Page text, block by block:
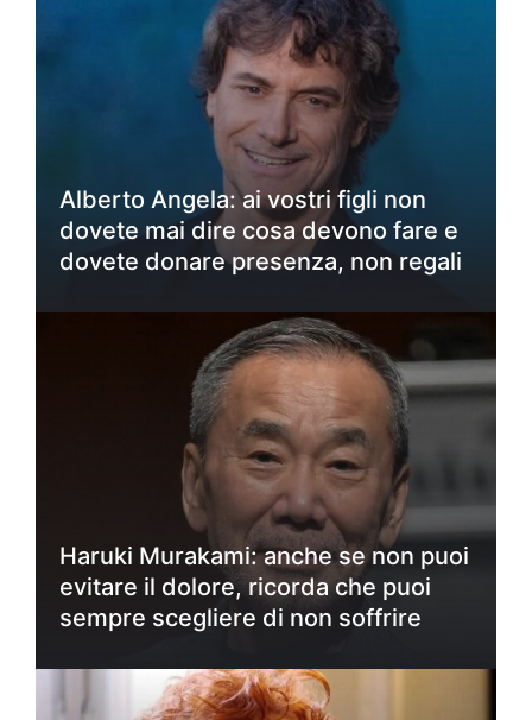
Alberto Angela: ai vostri figli non
dovete mai dire cosa devono fare e
dovete donare presenza, non regali
Haruki Murakami: anche se non puoi
evitare il dolore, ricorda che puoi
sempre scegliere di non soffrire